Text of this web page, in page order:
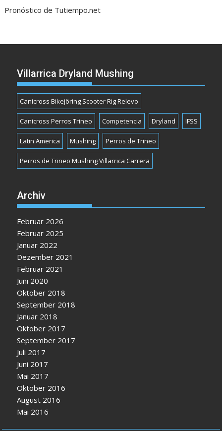
Pronóstico de Tutiempo.net
Villarrica Dryland Mushing
Canicross Bikejöring Scooter Rig Relevo
Canicross Perros Trineo Competencia Dryland IFSS
Latin America Mushing Perros de Trineo
Perros de Trineo Mushing Villarrica Carrera
Archiv
Februar 2026
Februar 2025
Januar 2022
Dezember 2021
Februar 2021
Juni 2020
Oktober 2018
September 2018
Januar 2018
Oktober 2017
September 2017
Juli 2017
Juni 2017
Mai 2017
Oktober 2016
August 2016
Mai 2016